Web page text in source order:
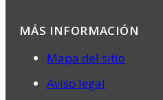
MÁS INFORMACIÓN
Mapa del sitio
Aviso legal